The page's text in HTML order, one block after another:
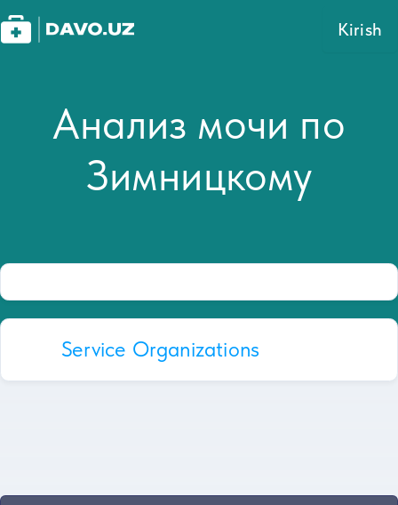
Kirish
Анализ мочи по
Зимницкому
Service Organizations